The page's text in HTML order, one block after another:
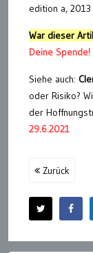
edition a, 2013
War dieser
Deine Spende!
Siehe auch:
oder Risiko?
der
29.6.2021
Zurück